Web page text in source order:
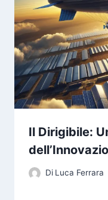
Il Dirigibile:
Di Luca Ferrara